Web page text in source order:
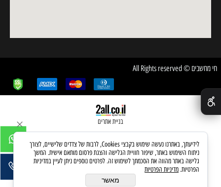
חי מחשבים © All Rights reserved
בניית אתרים
לידיעתך, באתרנו נעשה שימוש בקבצי Cookies, לרבות של צדדים שלישיים, לצורך
ניתוח השימוש באתר, שיפור חוויית הגלישה והצגת פרסום מותאם אישית. המשך
גלישה באתר מהווה את הסכמתך לשימוש זה. לפרטים נוספים ניתן לעיין במדיניות
הפרטיות. מדיניות הפרטיות
מאשר